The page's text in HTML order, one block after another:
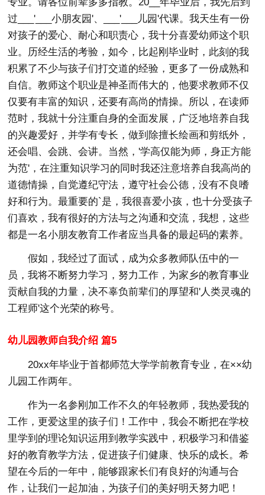
过___'___小朋友园'、___'___儿园'代课。我天生有一份
对孩子的爱心、耐心和职责心，我十分喜爱幼师这个职
业。历经生活的考验，如今，比起刚毕业时，此刻的我
积累了不少与孩子们打交道的经验，更多了一份成熟和
自信。教师这个职业是神圣而伟大的，他要求教师不仅
仅要有丰富的知识，还要有高尚的情操。所以，在读师
范时，我就十分注重自身的全面发展，广泛地培养自我
的兴趣爱好，并学有专长，做到除擅长绘画和剪纸外，
还会唱、会跳、会讲。当然，'学高仅能为师，身正方能
为范'，在注重知识学习的同时我还注意培养自我高尚的
道德情操，自觉遵纪守法，遵守社会公德，没有不良嗜
好和行为。最重要的`是，我很喜爱小孩，也十分受孩子
们喜欢，我有很好的方法与之沟通和交流，我想，这些
都是一名小朋友教育工作者应当具备的最起码的素养。
假如，我经过了面试，成为众多教师队伍中的一
员，我将不断努力学习，努力工作，为家乡的教育事业
贡献自我的力量，决不辜负前辈们的厚望和'人类灵魂的
工程师'这个光荣的称号。
幼儿园教师自我介绍 篇5
20xx年毕业于首都师范大学学前教育专业，在××幼
儿园工作两年。
作为一名参刚加工作不久的年轻教师，我热爱我的
工作，更爱这里的孩子们！工作中，我会不断把在学校
里学到的理论知识运用到教学实践中，积极学习和借鉴
好的教育教学方法，促进孩子们健康、快乐的成长。希
望在今后的一年中，能够跟家长们有良好的沟通与合
作，让我们一起加油，为孩子们的美好明天努力吧！